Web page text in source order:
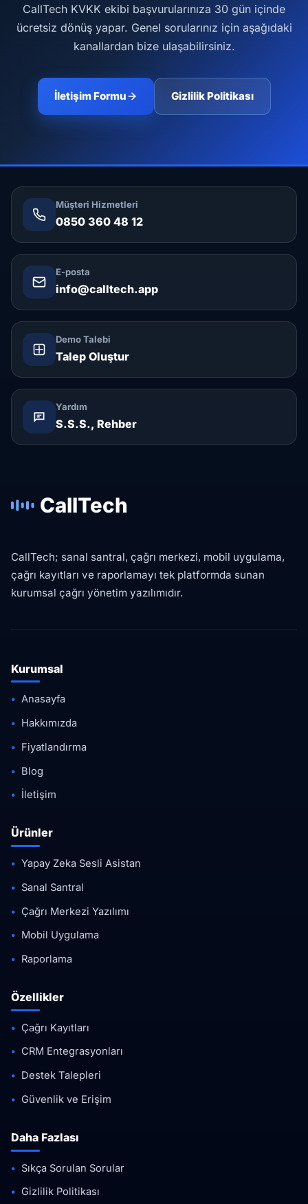
CallTech KVKK ekibi başvurularınıza 30 gün içinde
ücretsiz dönüş yapar. Genel sorularınız için aşağıdaki
kanallardan bize ulaşabilirsiniz.
İletişim Formu Gizlilik Politikası
Müşteri Hizmetleri
0850 360 48 12
E-posta
info@calltech.app
Demo Talebi
Talep Oluştur
Yardım
S.S.S., Rehber
CallTech
CallTech; sanal santral, çağrı merkezi, mobil uygulama,
çağrı kayıtları ve raporlamayı tek platformda sunan
kurumsal çağrı yönetim yazılımıdır.
Kurumsal
Anasayfa
Hakkımızda
Fiyatlandırma
Blog
İletişim
Ürünler
Yapay Zeka Sesli Asistan
Sanal Santral
Çağrı Merkezi Yazılımı
Mobil Uygulama
Raporlama
Özellikler
Çağrı Kayıtları
CRM Entegrasyonları
Destek Talepleri
Güvenlik ve Erişim
Daha Fazlası
Sıkça Sorulan Sorular
Gizlilik Politikası